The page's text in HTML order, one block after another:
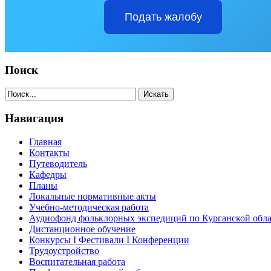
Подать жалобу
Поиск
Навигация
Главная
Контакты
Путеводитель
Кафедры
Планы
Локальные нормативные акты
Учебно-методическая работа
Аудиофонд фольклорных экспедиций по Курганской
Дистанционное обучение
Конкурсы I Фестивали I Конференции
Трудоустройство
Воспитательная работа